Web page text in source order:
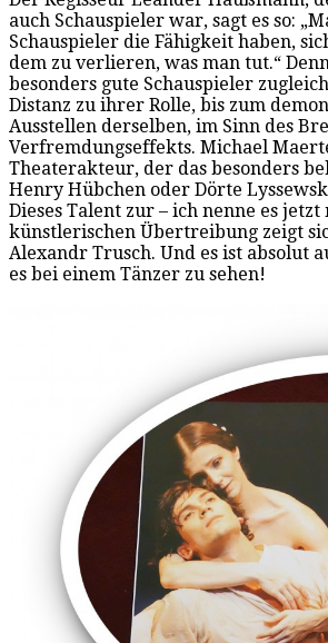
auch Schauspieler war, sagt es so:
Schauspieler die Fähigkeit haben,
dem zu verlieren, was man tut.“
besonders gute Schauspieler
Distanz zu ihrer Rolle, bis zum
Ausstellen derselben, im Sinn des
Verfremdungseffekts. Michael
Theaterakteur, der das besonders
Henry Hübchen oder Dörte
Dieses Talent zur – ich nenne es jetzt
künstlerischen Übertreibung zeigt
Alexandr Trusch. Und es ist absolut
es bei einem Tänzer zu sehen!